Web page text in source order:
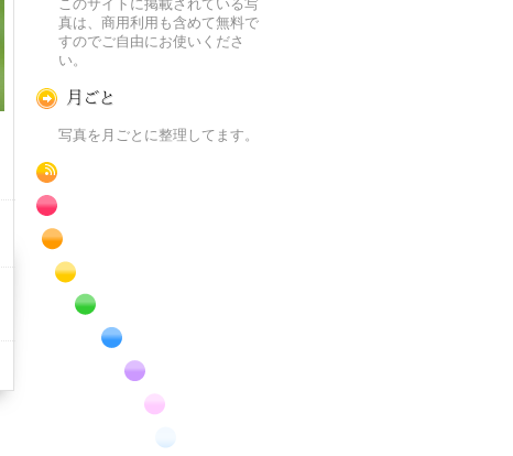
このサイトに掲載されている写
真は、商用利用も含めて無料で
すのでご自由にお使いくださ
い。
写真を月ごとに整理してます。
RSS
赤色の花のフリー写真素材
橙色の花のフリー写真素材
黄色の花のフリー写真素材
緑色の花のフリー写真素材
青色の花のフリー写真素材
紫色の花のフリー写真素材